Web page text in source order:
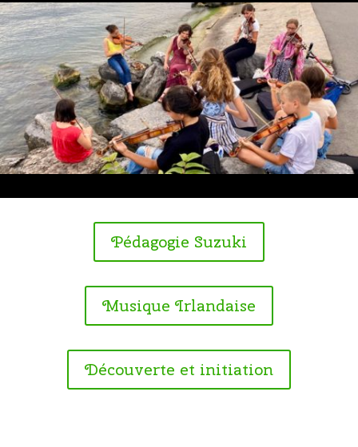
Pédagogie Suzuki
Musique Irlandaise
Découverte et initiation